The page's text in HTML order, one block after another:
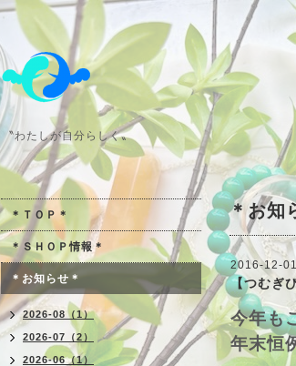
〝わたしが自分らしく〟
＊お知
2016-12-
【つむぎ
今年も
年末恒
＊ＴＯＰ＊
＊ＳＨＯＰ情報＊
＊お知らせ＊
2026-08（1）
2026-07（2）
2026-06（1）